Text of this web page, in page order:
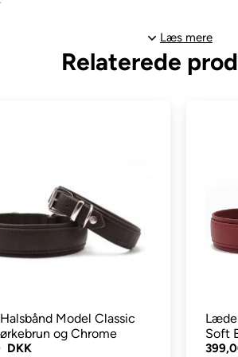
beskidt eller nusset. Ingen eftersmøring
Læs mere
Relaterede
Model Classic
og Chrome
DKK
Soft